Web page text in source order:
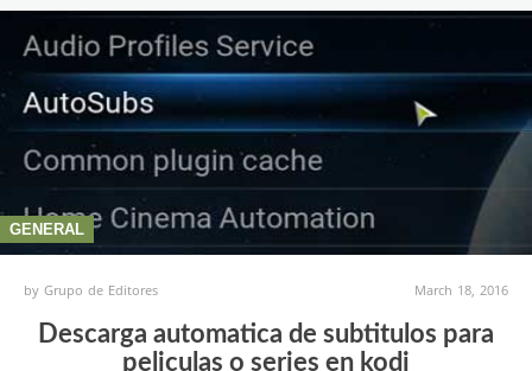
GENERAL
byGrupo de Editores March 18, 2016
Descarga automatica de subtitulos para
peliculas o series en kodi